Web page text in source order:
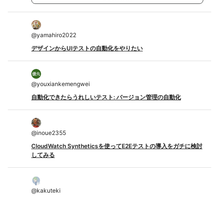
@yamahiro2022
デザインからUIテストの自動化をやりたい
@youxiankemengwei
自動化できたらうれしいテスト: バージョン管理の自動化
@inoue2355
CloudWatch Syntheticsを使ってE2Eテストの導入をガチに検討
してみる
@kakuteki